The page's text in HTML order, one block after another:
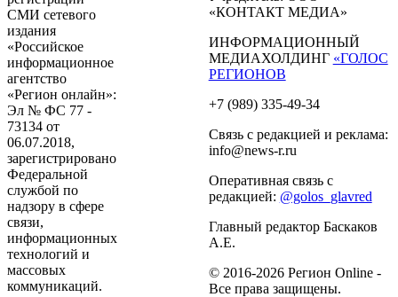
СМИ сетевого
издания
«Российское
информационное
агентство
«Регион онлайн»:
Эл № ФС 77 -
73134 от
06.07.2018,
зарегистрировано
Федеральной
службой по
надзору в сфере
связи,
информационных
технологий и
массовых
коммуникаций.
«КОНТАКТ МЕДИА»
ИНФОРМАЦИОННЫЙ
МЕДИАХОЛДИНГ «ГОЛОС
РЕГИОНОВ
+7 (989) 335-49-34
Связь с редакцией и реклама:
info@news-r.ru
Оперативная связь с
редакцией: @golos_glavred
Главный редактор Баскаков
А.Е.
© 2016-2026 Регион Online -
Все права защищены.